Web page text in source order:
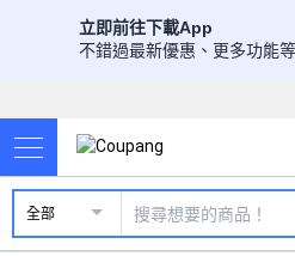
立即前往下載App
不錯過最新優惠、更多功能等
全部